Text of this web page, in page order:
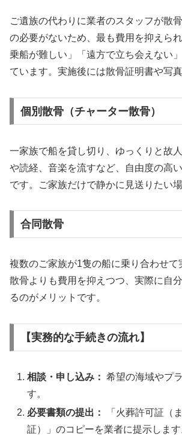
ご遺族の代わりに業者のスタッフが散
の必要がないため、最も費用を抑えら
乗船が難しい」「遠方で立ち会えない
ています。実施後には散骨証明書や写真
個別散骨（チャーター散骨）
一家族で船を貸し切り、ゆっくりと故
や読経、音楽を流すなど、自由度の高
です。ご家族だけで静かに見送りたい
合同散骨
複数のご家族が1隻の船に乗り合わせて
散骨よりも費用を抑えつつ、実際に自
るのがメリットです。
【実務的な手続きの流れ】
相談・申し込み： 希望の海域やプ
す。
必要書類の提出：
「火葬許可証（
証）」のコピーを業者に提示します